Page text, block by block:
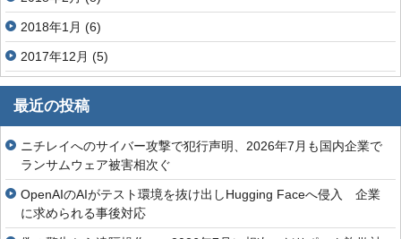
2018年1月 (6)
2017年12月 (5)
最近の投稿
ニチレイへのサイバー攻撃で犯行声明、2026年7月も国内企業で
ランサムウェア被害相次ぐ
OpenAIのAIがテスト環境を抜け出しHugging Faceへ侵入 企業
に求められる事後対応